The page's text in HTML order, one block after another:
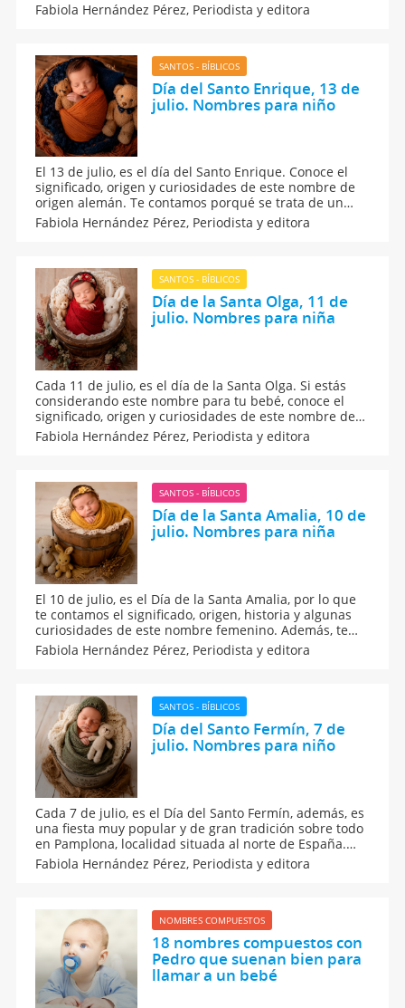
nombres de santo. Curiosidades sobre el nombre de
Ana para las niñas. El santo de Ana. Cuándo es la
Fabiola Hernández Pérez, Periodista y editora
SANTOS - BÍBLICOS
Día del Santo Enrique, 13 de
julio. Nombres para niño
El 13 de julio, es el día del Santo Enrique. Conoce el
significado, origen y curiosidades de este nombre de
origen alemán. Te contamos porqué se trata de un
nombre con un significado muy poderoso, cuyo
santoral se celebra en todos los lugares del mundo.
personalidad?
Fabiola Hernández Pérez, Periodista y editora
SANTOS - BÍBLICOS
Día de la Santa Olga, 11 de
julio. Nombres para niña
Cada 11 de julio, es el día de la Santa Olga. Si estás
considerando este nombre para tu bebé, conoce el
significado, origen y curiosidades de este nombre de
origen escandinavo. ¿Te gustaría conocer más sobre la
leyenda de Santa Olga? Además, otros nombre
Fabiola Hernández Pérez, Periodista y editora
SANTOS - BÍBLICOS
Día de la Santa Amalia, 10 de
julio. Nombres para niña
El 10 de julio, es el Día de la Santa Amalia, por lo que
te contamos el significado, origen, historia y algunas
curiosidades de este nombre femenino. Además, te
decimos cómo es la personalidad de las pequeñas que
llevan este nombre, así como unos apodos con los que
Fabiola Hernández Pérez, Periodista y editora
SANTOS - BÍBLICOS
Día del Santo Fermín, 7 de
julio. Nombres para niño
Cada 7 de julio, es el Día del Santo Fermín, además, es
una fiesta muy popular y de gran tradición sobre todo
en Pamplona, localidad situada al norte de España.
Conoce aquí el significado, origen y algunas
curiosidades del nombre Fermín y, también, por qué
Fabiola Hernández Pérez, Periodista y editora
NOMBRES COMPUESTOS
18 nombres compuestos con
Pedro que suenan bien para
llamar a un bebé